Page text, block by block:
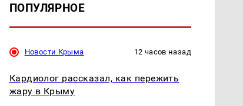
ПОПУЛЯРНОЕ
Новости Крыма 12 часов назад
Кардиолог рассказал, как пережить
жару в Крыму